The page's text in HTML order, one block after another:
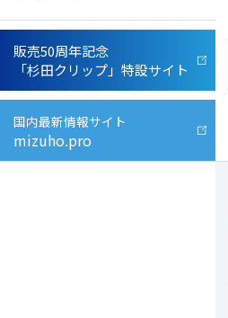
販売50周年記念
「杉田クリップ」特設サイト
国内最新情報サイト
mizuho.pro